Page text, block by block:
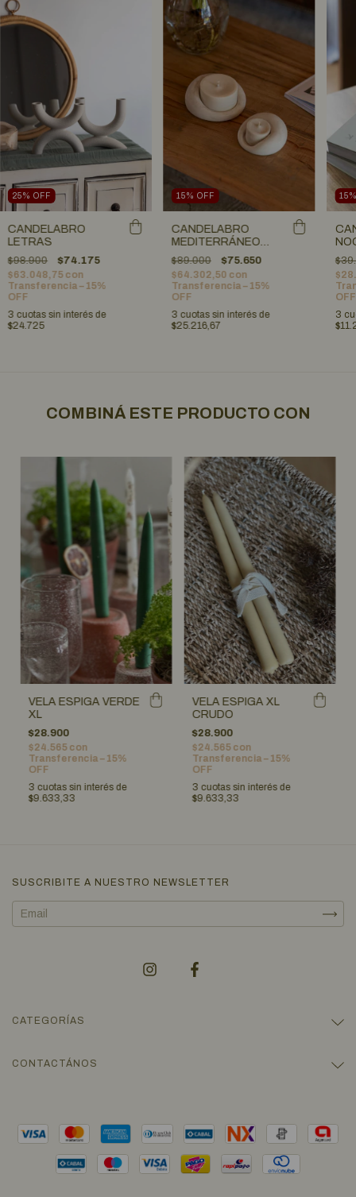
25% OFF
CANDELABRO
LETRAS
$98.900
$74.175
$63.048,75 con
Transferencia – 15%
OFF
3 cuotas sin interés de
$24.725
15% OFF
CANDELABRO
MEDITERRÁNEO
CON VELA
$89.000
$75.650
$64.302,50 con
Transferencia – 15%
OFF
3 cuotas sin interés de
$25.216,67
15
OFF
3
COMBINÁ ESTE PRODUCTO CON
VELA ESPIGA VERDE
XL
$28.900
$24.565 con
Transferencia – 15%
OFF
3 cuotas sin interés de
$9.633,33
VELA ESPIGA XL
CRUDO
$28.900
$24.565 con
Transferencia – 15%
OFF
3 cuotas sin interés de
$9.633,33
SUSCRIBITE A NUESTRO NEWSLETTER
CATEGORÍAS
CONTACTÁNOS